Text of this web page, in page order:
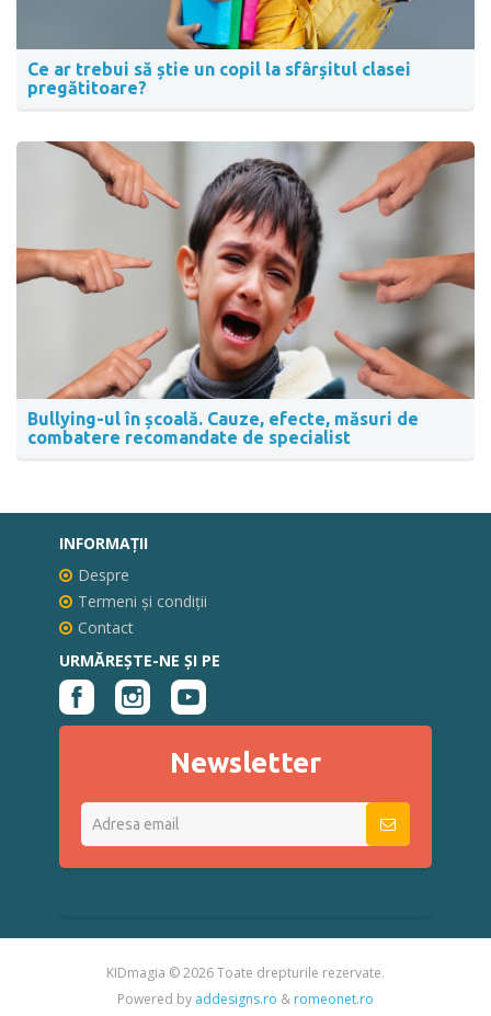
Ce ar trebui să știe un copil la sfârșitul clasei
pregătitoare?
Bullying-ul în școală. Cauze, efecte, măsuri de
combatere recomandate de specialist
INFORMAŢII
Despre
Termeni și condiții
Contact
URMĂREȘTE-NE ȘI PE
Newsletter
KIDmagia ©2026 Toate drepturile rezervate.
Powered by addesigns.ro & romeonet.ro